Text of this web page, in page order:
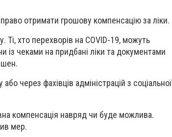
отримати грошову компенсацію за ліки.
Ті, хто перехворів на COVID-19, можуть
із чеками на придбані ліки та документами
через фахівців адміністрацій з соціальної
компенсація навряд чи буде можлива.
мер.